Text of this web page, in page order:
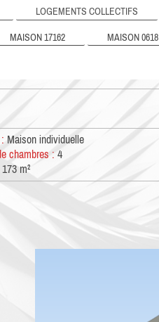
LOGEMENTS COLLECTIFS
MAISON 17162 MAISON 0618
Maison individuelle
chambres : 4
173 m²